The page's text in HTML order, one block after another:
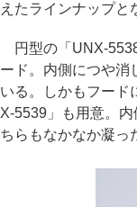
えたラインナップと
円型の「UNX-
ード。内側につや消
いる。しかもフード
X-5539」も用意。
ちらもなかなか凝っ